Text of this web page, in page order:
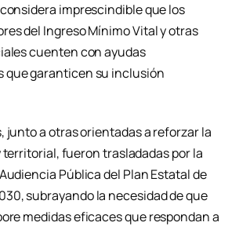
imprescindible que los
del Ingreso Mínimo Vital y otras
cuenten con ayudas
que garanticen su inclusión
junto a otras orientadas a reforzar la
fueron trasladadas por la
Pública del Plan Estatal de
subrayando la necesidad de que
medidas eficaces que respondan a